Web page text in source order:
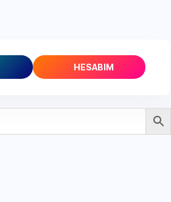
HESABIM